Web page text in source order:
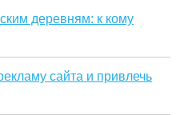
деревням: к кому
сайта и привлечь